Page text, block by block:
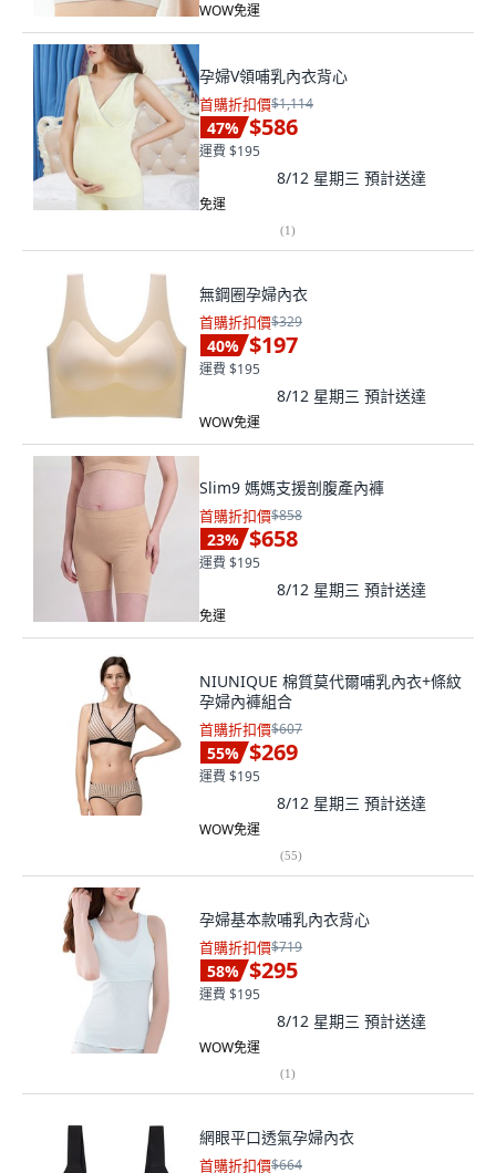
WOW免運
孕婦V領哺乳內衣背心
首購折扣價$1,114
47% $586
運費 $195
8/12 星期三 預計送達
免運
(1)
無鋼圈孕婦內衣
首購折扣價$329
40% $197
運費 $195
8/12 星期三 預計送達
WOW免運
Slim9 媽媽支援剖腹產內褲
首購折扣價$858
23% $658
運費 $195
8/12 星期三 預計送達
免運
NIUNIQUE 棉質莫代爾哺乳內衣+條紋
孕婦內褲組合
首購折扣價$607
55% $269
運費 $195
8/12 星期三 預計送達
WOW免運
(55)
孕婦基本款哺乳內衣背心
首購折扣價$719
58% $295
運費 $195
8/12 星期三 預計送達
WOW免運
(1)
網眼平口透氣孕婦內衣
首購折扣價$664